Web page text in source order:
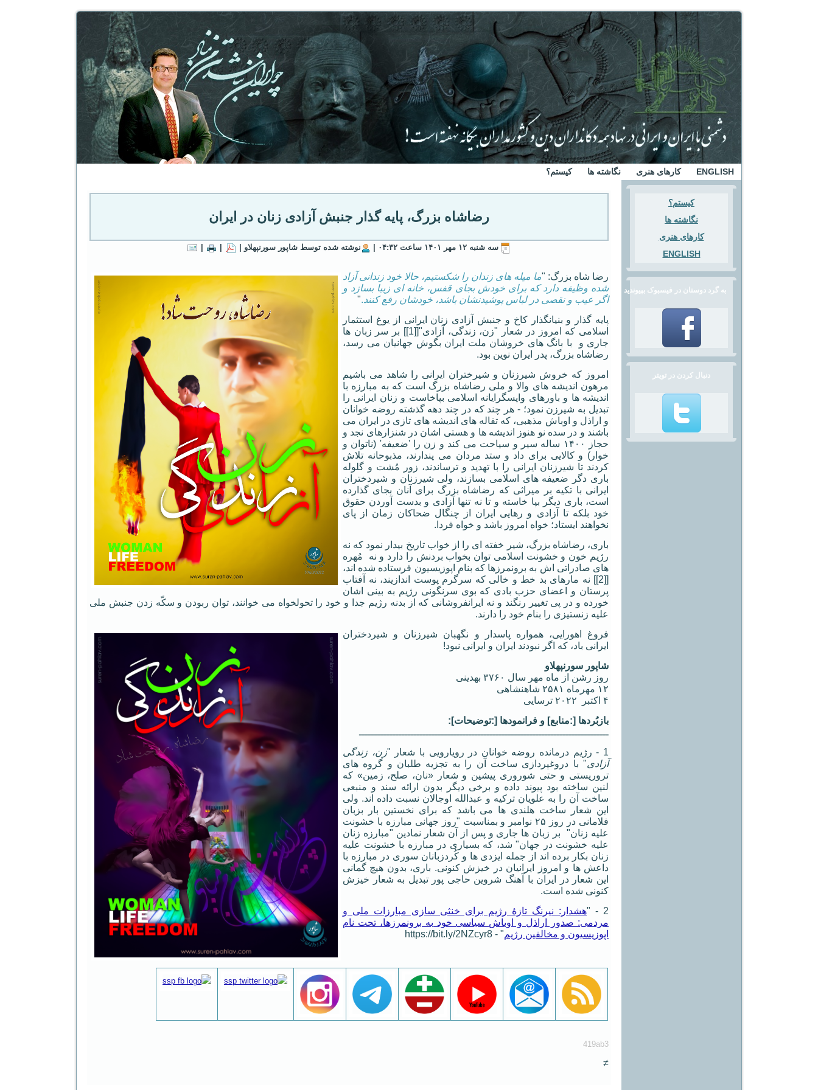
کیستم؟ نگاشته ها کارهای هنری ENGLISH
کیستم؟
نگاشته ها
کارهای هنری
ENGLISH
به گرد دوستان در فیسبوک بپیوندید
دنبال کردن در تویتر
رضاشاه بزرگ، پایه گذار جنبش آزادی زنان در ایران
سه شنبه ۱۲ مهر ۱۴۰۱ ساعت ۰۴:۳۲ | نوشته شده توسط شاپور سورنپهلاو |
رضا شاه بزرگ: "ما میله های زندان را شکستیم، حالا خود زندانی آزاد
شده وظیفه دارد که برای خودش بجای قفس، خانه ای زیبا بسازد و
اگر عیب و نقصی در لباس پوشیدنشان باشد، خودشان رفع کنند.
"
پایه گذار و بنیانگذار کاخ و جنبش آزادی زنان ایرانی از یوغ استثمار
اسلامی که امروز در شعار "زن، زندگی، آزادی"[[1]] بر سر زبان ها
جاری و با بانگ های خروشان ملت ایران بگوش جهانیان می رسد،
رضاشاه بزرگ، پدر ایران نوین بود.
امروز که خروش شیرزنان و شیرختران ایرانی را شاهد می باشیم
مرهون اندیشه های والا و ملی رضاشاه بزرگ است که به مبارزه با
اندیشه ها و باورهای واپسگرایانه اسلامی بپاخاست و زنان ایرانی را
تبدیل به شیرزن نمود؛ - هر چند که در چند دهه گذشته روضه خوانان
و اراذل و اوباش مذهبی، که تفاله های اندیشه های تازی در ایران می
باشند و در سده نو هنوز اندیشه ها و هستی اشان در شنزارهای نجد و
حجاز ۱۴۰۰ ساله سیر و سیاحت می کند و زن را 'ضعیفه' (ناتوان و
خوار) و کالایی برای داد و ستد مردان می پندارند، مذبوحانه تلاش
کردند تا شیرزنان ایرانی را با تهدید و ترساندند، زور مُشت و گلوله
باری دگر ضعیفه های اسلامی بسازند، ولی شیرزنان و شیردختران
ایرانی با تکیه بر میراثی که رضاشاه بزرگ برای آنان بجای گذارده
است، باری دیگر بپا خاسته و تا نه تنها آزادی و بدست آوردن حقوق
خود بلکه تا آزادی و رهایی ایران از چنگال ضحاکان زمان از پای
نخواهند ایستاد؛ خواه امروز باشد و خواه فردا.
باری، رضاشاه بزرگ، شیر خفته ای را از خواب تاریخ بیدار نمود که نه
رژیم خون و خشونت اسلامی توان بخواب بردنش را دارد و نه مُهره
های صادراتی اش به برونمرزها که بنام اپوزیسیون فرستاده شده اند،
[[2]] نه مارهای بد خط و خالی که سرگرم پوست اندازیند، نه آفتاب
پرستان و اعضای حزب بادی که بوی سرنگونی رژیم به بینی اشان
خورده و در پی تغییر رنگند و نه ایرانفروشانی که از بدنه رژیم جدا و خود را تحولخواه می خوانند، توان ربودن و سکّه زدن جنبش ملی
علیه زنستیزی را بنام خود را دارند.
فروغ اهورایی، همواره پاسدار و نگهبان شیرزنان و شیردختران
ایرانی باد، که اگر نبودند ایران و ایرانی نبود!
شاپور سورنپهلاو
روز رشن از ماه مهر سال ۳۷۶۰ بهدینی
۱۲ مهرماه ۲۵۸۱ شاهنشاهی
۴ اکتبر ۲۰۲۲ ترسایی
بازبُردها [:منابع] و فرانمودها [:توضیحات]:
ــــــــــــــــــــــــــــــــــــــــــــــــــــــــــــــــــــــــــــــــــ
1 - رژیم درمانده روضه خوانان در رویارویی با شعار "
زن، زندگی
آزادی" با دروغپردازی ساخت آن را به تجزیه طلبان و گروه های
تروریستی و حتی شوروری پیشین و شعار «نان، صلح، زمین» که
لنین ساخته بود پیوند داده و برخی دیگر بدون ارائه سند و منبعی
ساخت آن را به علویان ترکیه و عبدالله اوجالان نسبت داده اند. ولی
این شعار ساخت هلندی ها می باشد که برای نخستین بار بزبان
فلامانی در روز ۲۵ نوامبر و بمناسبت "روز جهانی مبارزه با خشونت
علیه زنان" بر زبان ها جاری و پس از آن شعار نمادین "مبارزه زنان
علیه خشونت در جهان" شد، که بسیاری در مبارزه با خشونت علیه
زنان بکار برده اند از جمله ایزدی ها و کُردزبانان سوری در مبارزه با
داعش ها و امروز ایرانیان در خیزش کنونی. باری، بدون هیچ گمانی
این شعار در ایران با آهنگ شروین حاجی پور تبدیل به شعار خیزش
کنونی شده است.
2 - "
هشدار: نیرنگ تازهٔ رژیم برای خنثی سازی مبارزات ملی و
مردمی: صدور اراذل و اوباش سیاسی خود به برونمرزها، تحت نام
اپوزیسیون و مخالفین رژیم" - https://bit.ly/2NZcyr8
419ab3
≠